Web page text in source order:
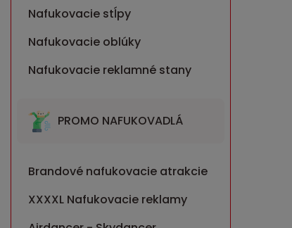
Nafukovacie stĺpy
Nafukovacie oblúky
Nafukovacie reklamné stany
PROMO NAFUKOVADLÁ
Brandové nafukovacie atrakcie
XXXXL Nafukovacie reklamy